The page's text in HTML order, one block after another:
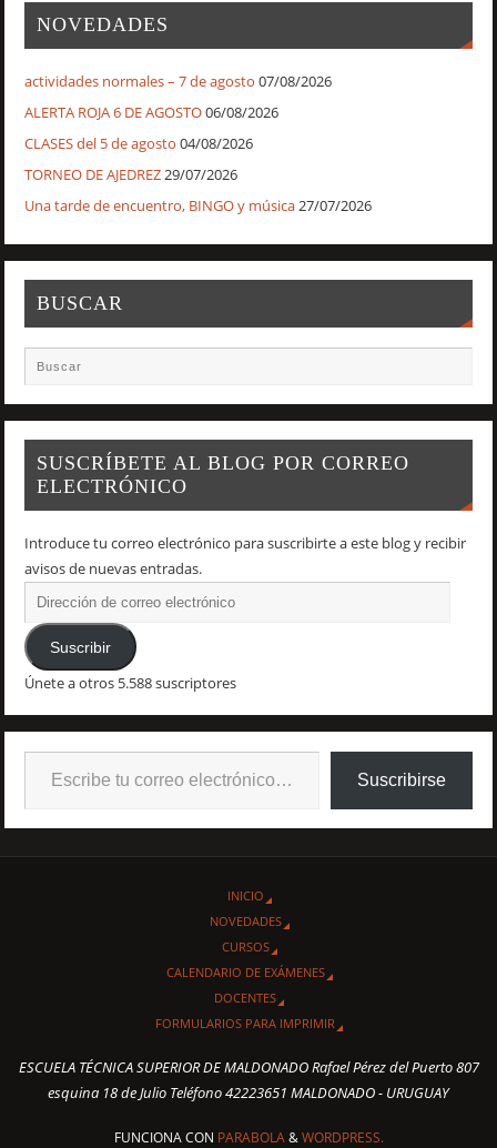
NOVEDADES
actividades normales – 7 de agosto 07/08/2026
ALERTA ROJA 6 DE AGOSTO06/08/2026
CLASES del 5 de agosto 04/08/2026
TORNEO DE AJEDREZ29/07/2026
Una tarde de encuentro, BINGO y música27/07/2026
BUSCAR
SUSCRÍBETE AL BLOG POR CORREO
ELECTRÓNICO
Introduce tu correo electrónico para suscribirte a este blog y recibir
avisos de nuevas entradas.
Suscribir
Únete a otros 5.588 suscriptores
Suscribirse
INICIO
NOVEDADES
CURSOS
CALENDARIO DE EXÁMENES
DOCENTES
FORMULARIOS PARA IMPRIMIR
ESCUELA TÉCNICA SUPERIOR DE MALDONADO Rafael Pérez del Puerto 807
esquina 18 de Julio Teléfono 42223651 MALDONADO - URUGUAY
FUNCIONA CON PARABOLA&WORDPRESS.